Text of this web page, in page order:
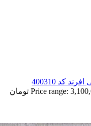
Price range: 3,100,000 تومان